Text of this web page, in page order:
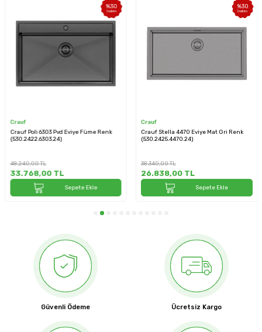
%30
İndirim
Crauf
Crauf Poli 6303 Pvd Eviye Füme Renk
(530.2422.6303.24)
48.240,00TL
33.768,00TL
Sepete Ekle
%30
İndirim
Crauf
Crauf Stella 4470 Eviye Mat Gri Renk
(530.2425.4470.24)
38.340,00TL
26.838,00TL
Sepete Ekle
Güvenli Ödeme Ücretsiz Kargo